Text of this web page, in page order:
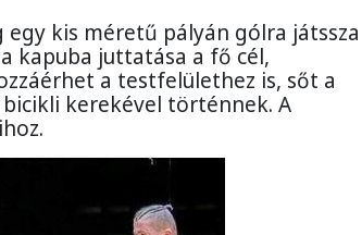
kis méretű pályán gólra játssza
kapuba juttatása a fő cél,
a testfelülethez is, sőt a
kerekével történnek. A